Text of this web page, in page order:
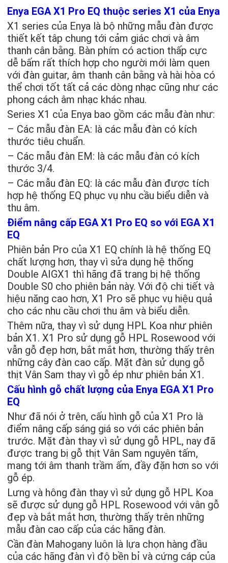
Enya EGA X1 Pro EQ thuộc series X1 của Enya
X1 series của Enya là bộ những mẫu đàn được
thiết kết tâp chung tới cảm giác chơi và âm
thanh cân bằng. Bàn phím có action thấp cực
dễ bấm rất thích hợp cho người mới làm quen
với đàn guitar, âm thanh cân bằng và hài hòa có
thể chơi tốt tất cả các dòng nhạc cũng như các
phong cách âm nhạc khác nhau.
Series X1 của Enya bao gồm các mẫu đàn như:
– Các mẫu đàn EA: là các mẫu đàn có kích
thước tiêu chuẩn.
– Các mẫu đàn EM: là các mẫu đàn có kích
thước 3/4.
– Các mẫu đàn EQ: là các mẫu đàn được tích
hợp hệ thống EQ phục vụ nhu cầu biểu diễn và
thu âm.
Điểm nâng cấp EGA X1 Pro EQ so với EGA X1
EQ
Phiên bản Pro của X1 EQ chính là hệ thống EQ
chất lượng hơn, thay vì sửa dụng hệ thống
Double AIGX1 thì hãng đã trang bị hệ thống
Double S0 cho phiên bản này. Với độ chi tiết và
hiệu năng cao hơn, X1 Pro sẽ phục vụ hiệu quả
cho các nhu cầu chơi thu âm và biểu diễn.
Thêm nữa, thay vì sử dụng HPL Koa như phiên
bản X1. X1 Pro sử dụng gỗ HPL Rosewood với
vẫn gỗ đẹp hơn, bắt mắt hơn, thường thấy trên
những cây đàn cao cấp. Mặt đàn sử dụng gỗ
thịt Vân Sam thay vì gỗ ép như phiên bản X1.
Cấu hình gỗ chất lượng của Enya EGA X1 Pro
EQ
Như đã nói ở trên, cấu hình gỗ của X1 Pro là
điểm nâng cấp sáng giá so với các phiên bản
trước. Mặt đàn thay vì sử dụng gỗ HPL, nay đã
được trang bị gỗ thịt Vân Sam nguyên tấm,
mang tới âm thanh trầm ấm, đầy đặn hơn so với
gỗ ép.
Lưng và hông đàn thay vì sử dụng gỗ HPL Koa
sẽ được sử dụng gỗ HPL Rosewood với vân gỗ
đẹp và bắt mắt hơn, thường thấy trên những
mẫu đàn cao cấp của các hãng đàn.
Cần đàn Mahogany luôn là lựa chọn hàng đầu
của các hãng đàn vì độ bền bỉ và cứng cáp của